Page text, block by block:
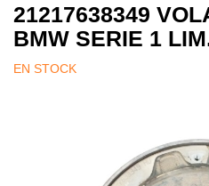
21217638349
BMW SERIE 1
EN STOCK